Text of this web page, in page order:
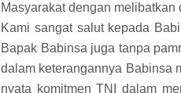
Masyarakat dengan
Kami sangat salut kepada
Bapak Babinsa juga tanpa
dalam keterangannya Babinsa
nyata komitmen TNI dalam